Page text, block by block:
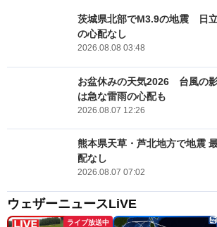
茨城県北部でM3.9の地震 日
の心配なし
2026.08.08 03:48
お盆休みの天気2026 台風の
は急な雷雨の心配も
2026.08.07 12:26
熊本県天草・芦北地方で地震
配なし
2026.08.07 07:02
ウェザーニュースLiVE
ライブ放送中